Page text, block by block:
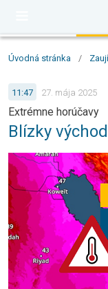
Úvodná stránka /
11:47 27. mája 2025
Extrémne horúčavy
Blízky